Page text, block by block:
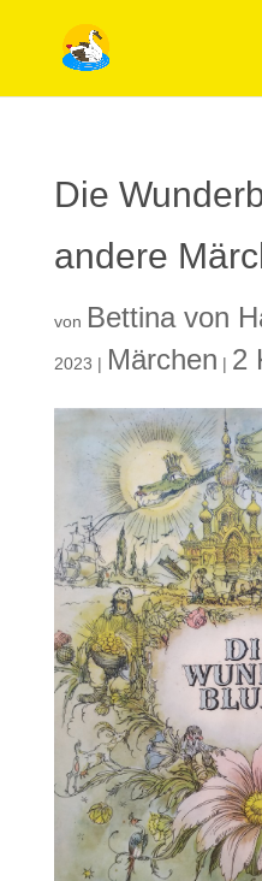
Die
andere
von Bettina von
2023 | Märchen | 2